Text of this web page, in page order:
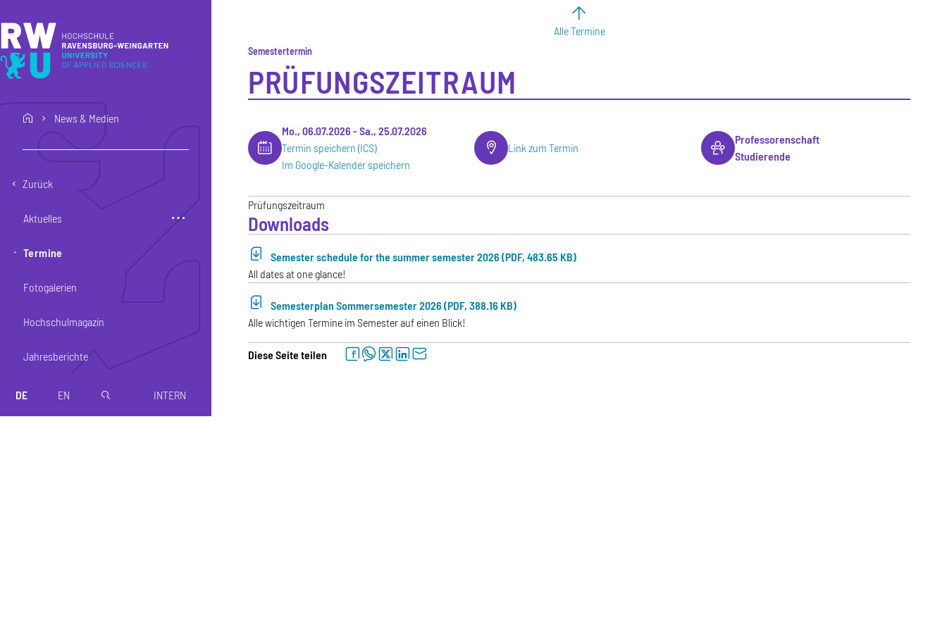
home News & Medien
Zurück
Aktuelles
Termine
Fotogalerien
Hochschulmagazin
Jahresberichte
DE EN magnifier INTERN
Alle Termine
Semestertermin
PRÜFUNGSZEITRAUM
Mo., 06.07.2026 -Sa., 25.07.2026
Termin speichern (ICS)
Im Google-Kalender speichern
Link zum Termin
Professorenschaft
Studierende
Prüfungszeitraum
Downloads
Semester schedule for the summer semester 2026 (PDF, 483.65 KB)
All dates at one glance!
Semesterplan Sommersemester 2026 (PDF, 388.16 KB)
Alle wichtigen Termine im Semester auf einen Blick!
Diese Seite teilen facebookwhatsapptwitterlinkedinletter